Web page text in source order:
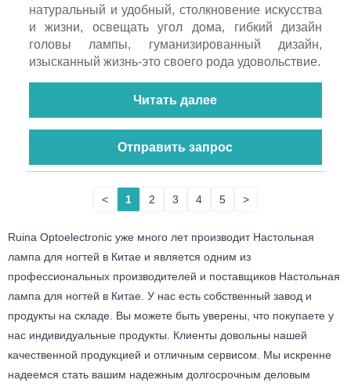
натуральный и удобный, столкновение искусства
и жизни, освещать угол дома, гибкий дизайн
головы лампы, гуманизированный дизайн,
изысканный жизнь-это своего рода удовольствие.
Читать далее
Отправить запрос
< 1 2 3 4 5 >
Ruina Optoelectronic уже много лет производит Настольная
лампа для ногтей в Китае и является одним из
профессиональных производителей и поставщиков Настольная
лампа для ногтей в Китае. У нас есть собственный завод и
продукты на складе. Вы можете быть уверены, что покупаете у
нас индивидуальные продукты. Клиенты довольны нашей
качественной продукцией и отличным сервисом. Мы искренне
надеемся стать вашим надежным долгосрочным деловым